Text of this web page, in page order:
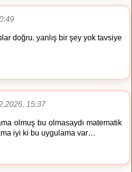
doğru. yanlış bir şey yok tavsiye
15:37
olmuş bu olmasaydı matematik
iyi ki bu uygulama var…